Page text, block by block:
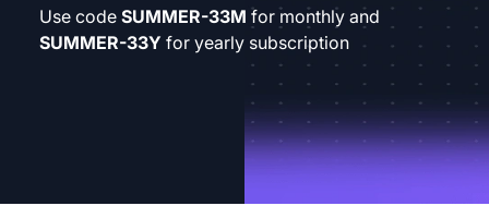
Use code SUMMER-33M for monthly and
SUMMER-33Y for yearly subscription